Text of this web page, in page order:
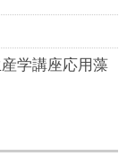
学講座応用藻